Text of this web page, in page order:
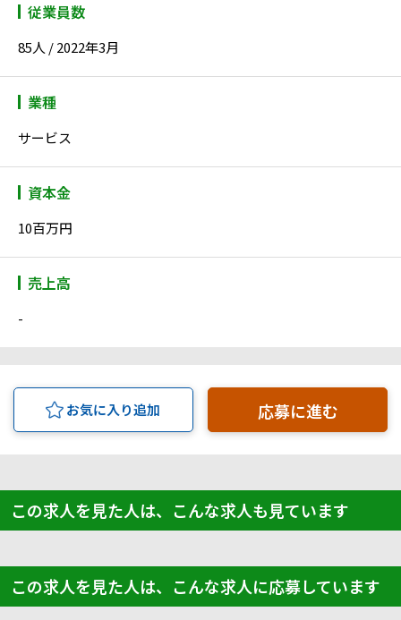
従業員数
85人 / 2022年3月
業種
サービス
資本金
10百万円
売上高
-
お気に入り追加 応募に進む
この求人を見た人は、こんな求人も見ています
この求人を見た人は、こんな求人に応募しています